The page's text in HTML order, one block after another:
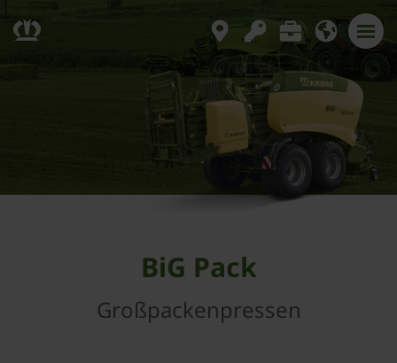
BiG Pack
Großpackenpressen